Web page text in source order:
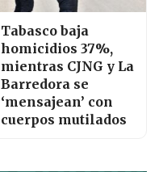
Tabasco baja
homicidios 37%,
mientras CJNG y La
Barredora se
‘mensajean’ con
cuerpos mutilados